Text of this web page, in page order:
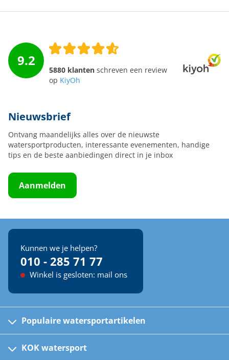
9.2
5880 klanten schreven een review
op KiyOh
Nieuwsbrief
Ontvang maandelijks alles over de nieuwste
watersportproducten, interessante evenementen, handige
tips en de beste aanbiedingen direct in je inbox
Aanmelden
Kunnen we je helpen?
010 - 285 71 77
Winkel is gesloten: mail ons
Populaire watersportartikelen
Kinder reddingsvesten
KOK watersport